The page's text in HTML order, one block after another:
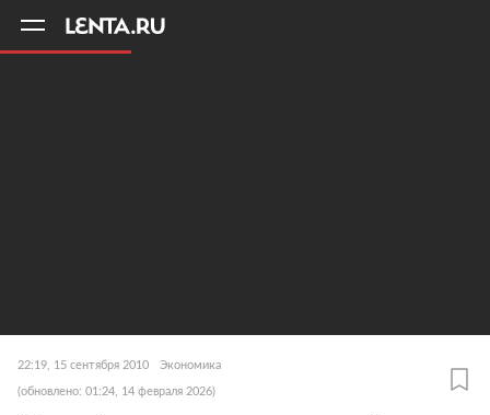
22:19, 15 сентября 2010 Экономика
(обновлено: 01:24, 14 февраля 2026)